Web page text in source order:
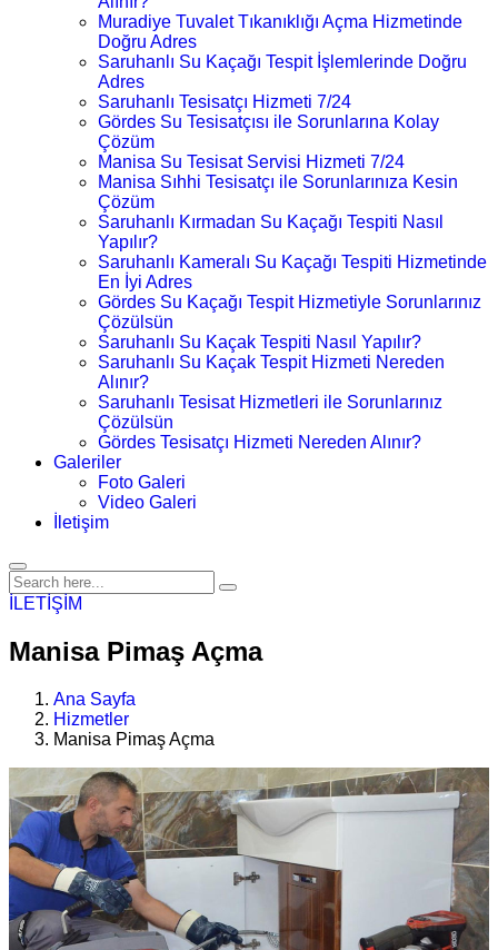
Muradiye Tuvalet Tıkanıklığı Açma Hizmetinde
Doğru Adres
Saruhanlı Su Kaçağı Tespit İşlemlerinde Doğru
Adres
Saruhanlı Tesisatçı Hizmeti 7/24
Gördes Su Tesisatçısı ile Sorunlarına Kolay
Çözüm
Manisa Su Tesisat Servisi Hizmeti 7/24
Manisa Sıhhi Tesisatçı ile Sorunlarınıza Kesin
Çözüm
Saruhanlı Kırmadan Su Kaçağı Tespiti Nasıl
Yapılır?
Saruhanlı Kameralı Su Kaçağı Tespiti Hizmetinde
En İyi Adres
Gördes Su Kaçağı Tespit Hizmetiyle Sorunlarınız
Çözülsün
Saruhanlı Su Kaçak Tespiti Nasıl Yapılır?
Saruhanlı Su Kaçak Tespit Hizmeti Nereden
Alınır?
Saruhanlı Tesisat Hizmetleri ile Sorunlarınız
Çözülsün
Gördes Tesisatçı Hizmeti Nereden Alınır?
Galeriler
Foto Galeri
Video Galeri
İletişim
İLETİŞİM
Manisa Pimaş Açma
Ana Sayfa
Hizmetler
Manisa Pimaş Açma